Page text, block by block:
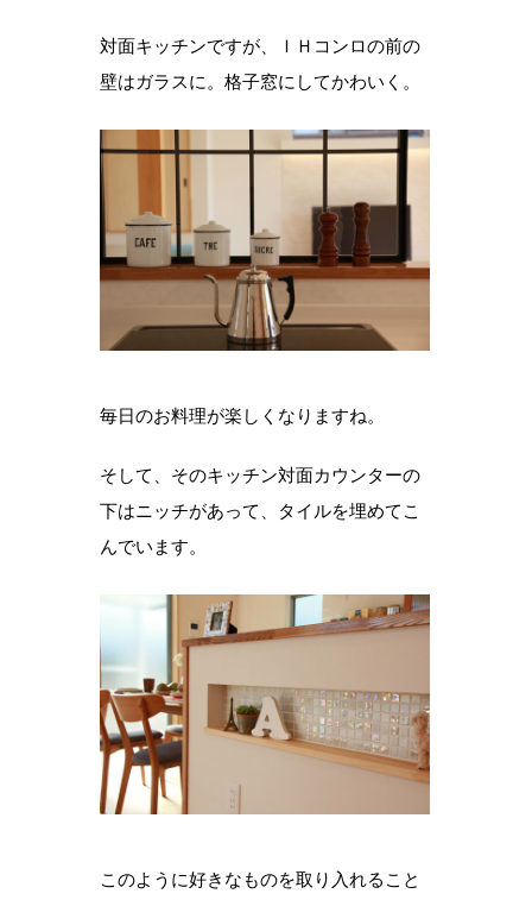
対面キッチンですが、ＩＨコンロの前の
壁はガラスに。格子窓にしてかわいく。
毎日のお料理が楽しくなりますね。
そして、そのキッチン対面カウンターの
下はニッチがあって、タイルを埋めてこ
んでいます。
このように好きなものを取り入れること